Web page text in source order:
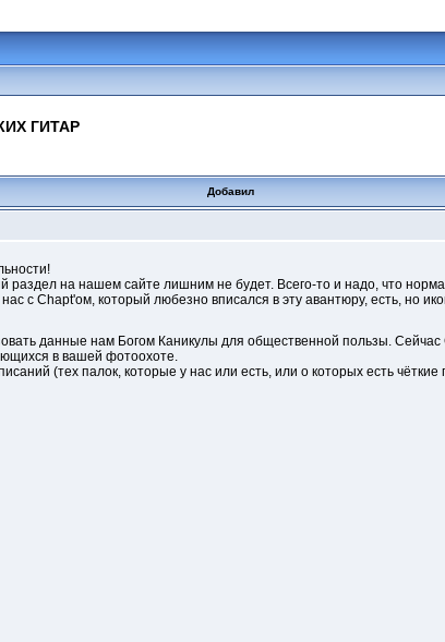
ГИТАР
Добавил
на нашем сайте лишним не будет. Всего-то и надо, что
с Chapt'ом, который любезно вписался в эту авантюру, есть, но
данные нам Богом Каникулы для общественной пользы.
в вашей фотоохоте.
(тех палок, которые у нас или есть, или о которых есть